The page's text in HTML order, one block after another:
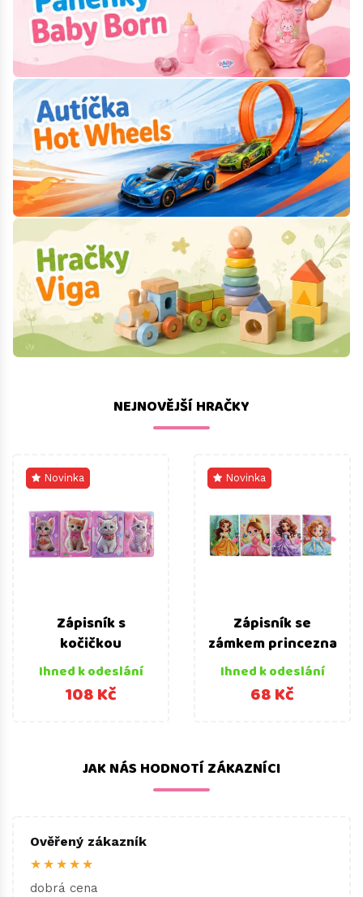
NEJNOVĚJŠÍ HRAČKY
Novinka
Zápisník s
kočičkou
Ihned k odeslání
108 Kč
Novinka
Zápisník se
zámkem princezna
Ihned k odeslání
68 Kč
JAK NÁS HODNOTÍ ZÁKAZNÍCI
Ověřený zákazník
★★★★★
dobrá cena